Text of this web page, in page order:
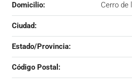
Domicilio: Cerro de
Ciudad:
Estado/Provincia:
Código Postal: